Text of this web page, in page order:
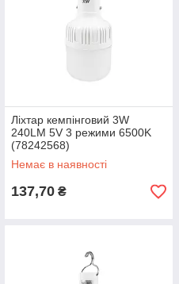
Ліхтар кемпінговий 3W
240LM 5V 3 режими 6500K
(78242568)
Немає в наявності
137,70 ₴